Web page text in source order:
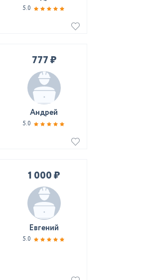
5.0
777 ₽
Андрей
5.0
1 000 ₽
Евгений
5.0